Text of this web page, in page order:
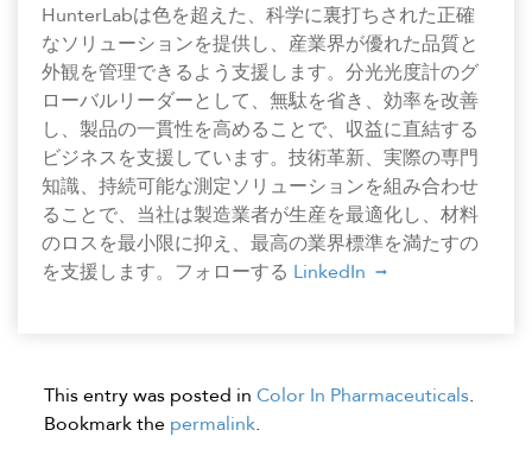
HunterLabは色を超えた、科学に裏打ちされた正確
なソリューションを提供し、産業界が優れた品質と
外観を管理できるよう支援します。分光光度計のグ
ローバルリーダーとして、無駄を省き、効率を改善
し、製品の一貫性を高めることで、収益に直結する
ビジネスを支援しています。技術革新、実際の専門
知識、持続可能な測定ソリューションを組み合わせ
ることで、当社は製造業者が生産を最適化し、材料
のロスを最小限に抑え、最高の業界標準を満たすの
を支援します。フォローする LinkedIn
This entry was posted in Color In Pharmaceuticals.
Bookmark the permalink.